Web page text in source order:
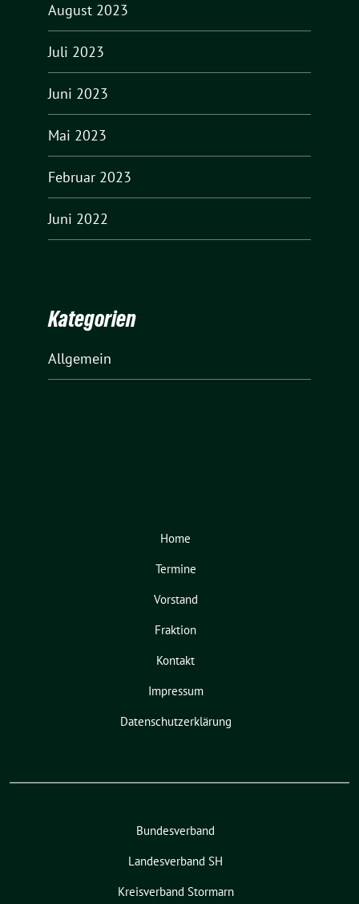
August 2023
Juli 2023
Juni 2023
Mai 2023
Februar 2023
Juni 2022
Kategorien
Allgemein
Home
Termine
Vorstand
Fraktion
Kontakt
Impressum
Datenschutzerklärung
Bundesverband
Landesverband SH
Kreisverband Stormarn